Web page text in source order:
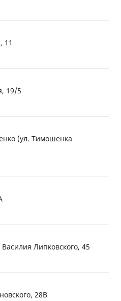
11
19/5
(ул. Тимошенка
Липковского, 45
28В